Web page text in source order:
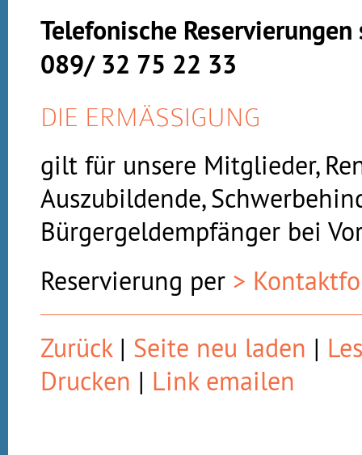
Telefonische
089/ 32 75 22 33
DIE ERMÄSSIGUNG
gilt für unsere Mitglieder,
Auszubildende,
Bürgergeldempfänger bei
Reservierung per >
Zurück| Seite neu laden |
Drucken | Link emailen